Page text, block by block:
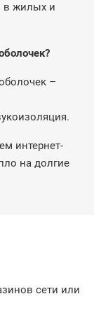
в жилых и
–
интернет-
на долгие
сети или